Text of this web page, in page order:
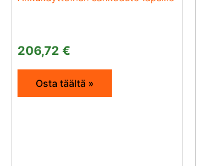
206,72 €
Osta täältä »